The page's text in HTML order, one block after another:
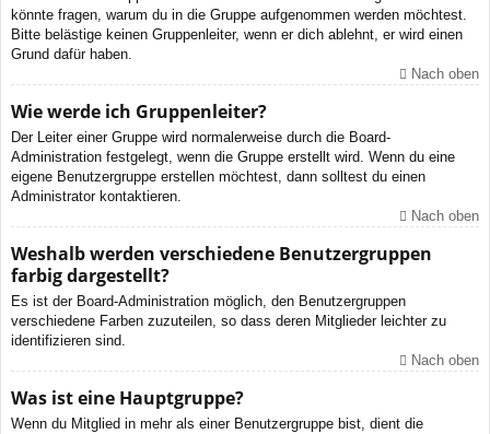
könnte fragen, warum du in die Gruppe aufgenommen werden möchtest.
Bitte belästige keinen Gruppenleiter, wenn er dich ablehnt, er wird einen
Grund dafür haben.
Nach oben
Wie werde ich Gruppenleiter?
Der Leiter einer Gruppe wird normalerweise durch die Board-
Administration festgelegt, wenn die Gruppe erstellt wird. Wenn du eine
eigene Benutzergruppe erstellen möchtest, dann solltest du einen
Administrator kontaktieren.
Nach oben
Weshalb werden verschiedene Benutzergruppen
farbig dargestellt?
Es ist der Board-Administration möglich, den Benutzergruppen
verschiedene Farben zuzuteilen, so dass deren Mitglieder leichter zu
identifizieren sind.
Nach oben
Was ist eine Hauptgruppe?
Wenn du Mitglied in mehr als einer Benutzergruppe bist, dient die